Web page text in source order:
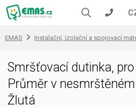
EMAS Instalační, izolační a spojovací
Smršťovací dutinka,
Průměr v
Žlutá